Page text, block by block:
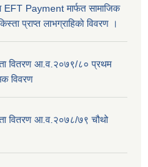
Payment मार्फत सामाजिक
प्राप्त लाभग्राहिकाे विवरण ।
वितरण आ.व.२०७९/८० प्रथम
विवरण
वितरण आ.व.२०७८/७९ चौथो